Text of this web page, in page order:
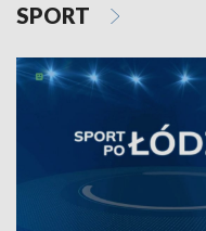
SPORT